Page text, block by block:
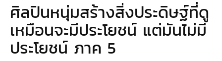
มายา
ศิลปินหนุ่มสร้างสิ่งประดิษฐ์ที่ดู
เหมือนจะมีประโยชน์ แต่มันไม่มี
ประโยชน์ ภาค 5